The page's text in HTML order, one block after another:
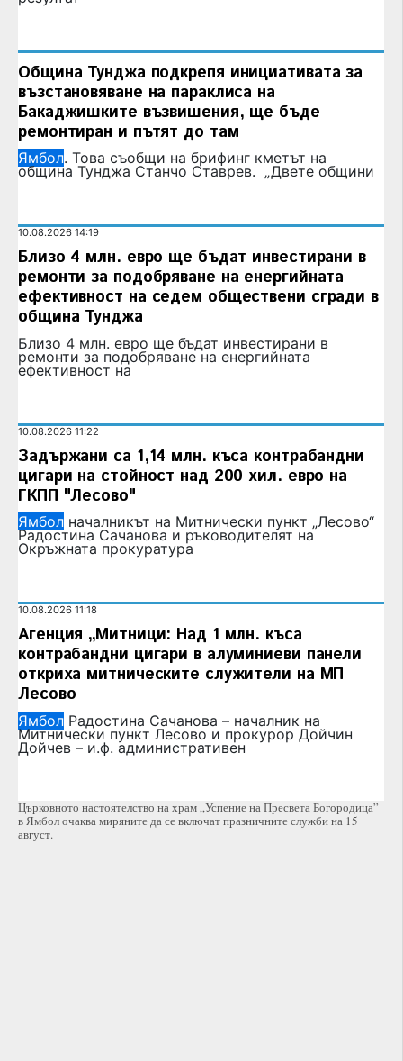
Община Тунджа подкрепя инициативата за
възстановяване на параклиса на
Бакаджишките възвишения, ще бъде
ремонтиран и пътят до там
Ямбол. Това съобщи на брифинг кметът на
община Тунджа Станчо Ставрев. „Двете общини
10.08.2026 14:19
Близо 4 млн. евро ще бъдат инвестирани в
ремонти за подобряване на енергийната
ефективност на седем обществени сгради в
община Тунджа
Близо 4 млн. евро ще бъдат инвестирани в
ремонти за подобряване на енергийната
ефективност на
10.08.2026 11:22
Задържани са 1,14 млн. къса контрабандни
цигари на стойност над 200 хил. евро на
ГКПП "Лесово"
Ямбол началникът на Митнически пункт „Лесово“
Радостина Сачанова и ръководителят на
Окръжната прокуратура
10.08.2026 11:18
Агенция „Митници: Над 1 млн. къса
контрабандни цигари в алуминиеви панели
откриха митническите служители на МП
Лесово
Ямбол Радостина Сачанова – началник на
Митнически пункт Лесово и прокурор Дойчин
Дойчев – и.ф. административен
Църковното настоятелство на храм „Успение на Пресвета Богородица”
в Ямбол очаква миряните да се включат празничните служби на 15
август.